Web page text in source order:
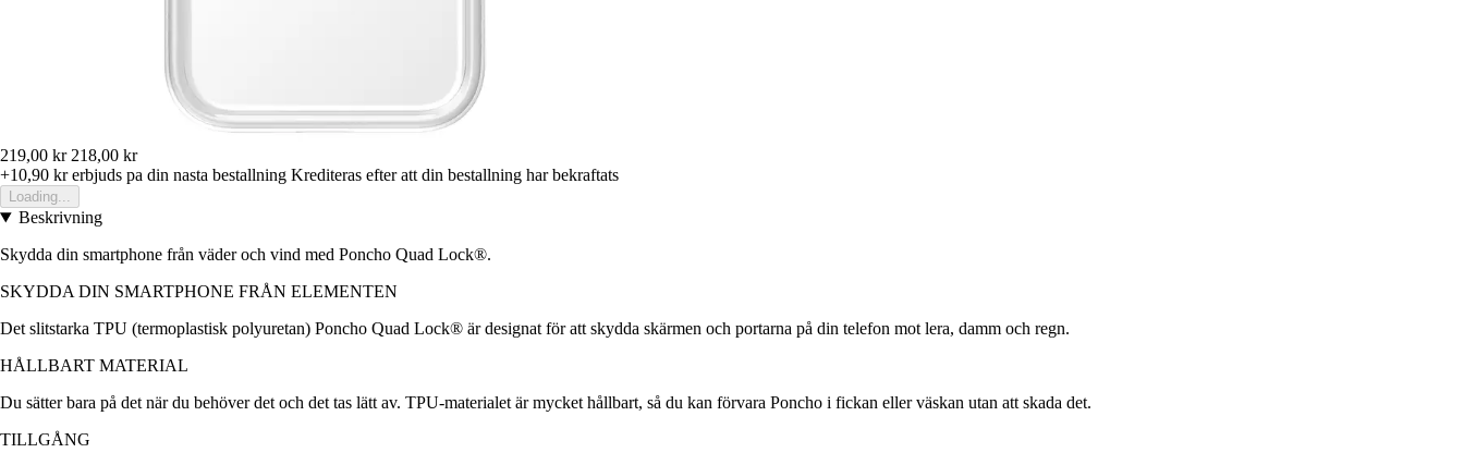
219,00 kr 218,00 kr
+10,90 krerbjuds pa din nasta bestallning Krediteras efter att din bestallning har bekraftats
Loading...
Beskrivning
Skydda din smartphone från väder och vind med Poncho Quad Lock®.
SKYDDA DIN SMARTPHONE FRÅN ELEMENTEN
Det slitstarka TPU (termoplastisk polyuretan) Poncho Quad Lock® är designat för att skydda skärmen och portarna på din telefon mot lera, damm och regn.
HÅLLBART MATERIAL
Du sätter bara på det när du behöver det och det tas lätt av. TPU-materialet är mycket hållbart, så du kan förvara Poncho i fickan eller väskan utan att skada det.
TILLGÅNG